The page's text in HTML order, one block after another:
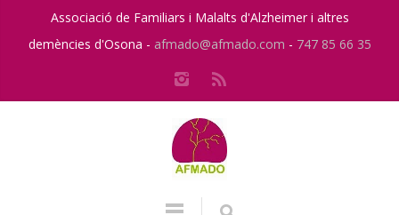
Associació de Familiars i Malalts d'Alzheimer i altres
demències d'Osona - afmado@afmado.com - 747 85 66 35